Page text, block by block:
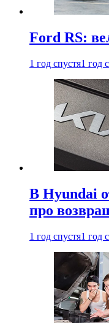
Ford RS:
1 год спустя1 год
В Hyundai
про
1 год спустя1 год